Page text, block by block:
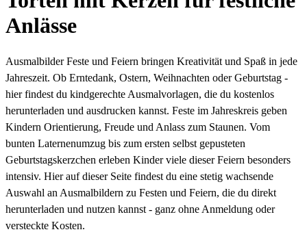
Anlässe
Ausmalbilder Feste und Feiern bringen Kreativität und Spaß in jede
Jahreszeit. Ob Erntedank, Ostern, Weihnachten oder Geburtstag -
hier findest du kindgerechte Ausmalvorlagen, die du kostenlos
herunterladen und ausdrucken kannst. Feste im Jahreskreis geben
Kindern Orientierung, Freude und Anlass zum Staunen. Vom
bunten Laternenumzug bis zum ersten selbst gepusteten
Geburtstagskerzchen erleben Kinder viele dieser Feiern besonders
intensiv. Hier auf dieser Seite findest du eine stetig wachsende
Auswahl an Ausmalbildern zu Festen und Feiern, die du direkt
herunterladen und nutzen kannst - ganz ohne Anmeldung oder
versteckte Kosten.